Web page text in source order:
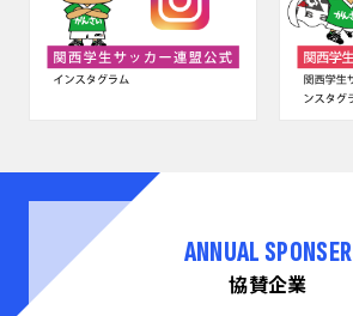
ANNUAL SPONSER
協賛企業